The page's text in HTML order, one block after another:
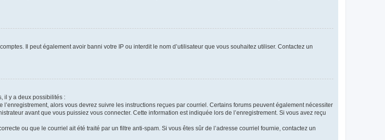
Il peut également avoir banni votre IP ou interdit le nom d’utilisateur que vous souhaitez utiliser. Contactez un
il y a deux possibilités :
alors vous devrez suivre les instructions reçues par courriel. Certains forums peuvent également nécessiter
avant que vous puissiez vous connecter. Cette information est indiquée lors de l’enregistrement. Si vous avez reçu
ou que le courriel ait été traité par un filtre anti-spam. Si vous êtes sûr de l’adresse courriel fournie, contactez un